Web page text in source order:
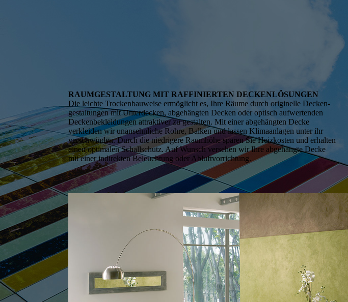
RAUMGESTALTUNG MIT RAFFINIERTEN DECKENLÖSUNGEN
Die leichte Trockenbauweise ermöglicht es, Ihre Räume durch originelle Decken­
ge­staltungen mit Unterdecken, abgehängten Decken oder optisch aufwertenden
Decken­bekleidungen attraktiver zu gestalten. Mit einer abgehängten Decke
verkleiden wir unansehnliche Rohre, Balken und lassen Klimaanlagen unter ihr
verschwinden. Durch die niedrigere Raumhöhe sparen Sie Heizkosten und erhalten
einen optimalen Schallschutz. Auf Wunsch versehen wir Ihre abgehängte Decke
mit einer indirekten Beleuchtung oder Abluftvorrichtung.